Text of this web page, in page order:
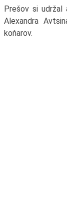
Prešov si udržal
Alexandra
koňarov.